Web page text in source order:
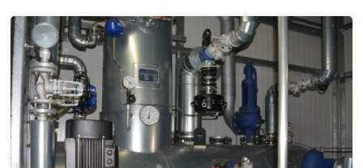
ein
für
den
Juristen"